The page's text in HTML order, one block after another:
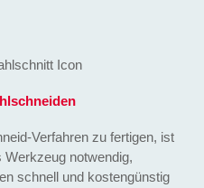
Verfahren zu fertigen, ist
Werkzeug notwendig,
schnell und kostengünstig